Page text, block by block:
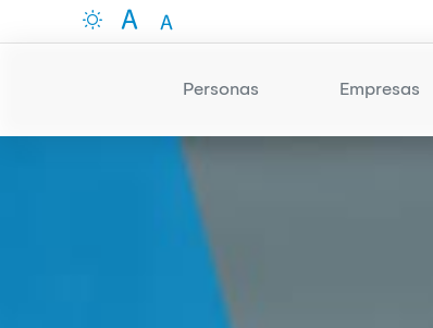
Personas Empresas